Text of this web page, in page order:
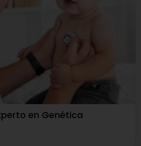
en Genética